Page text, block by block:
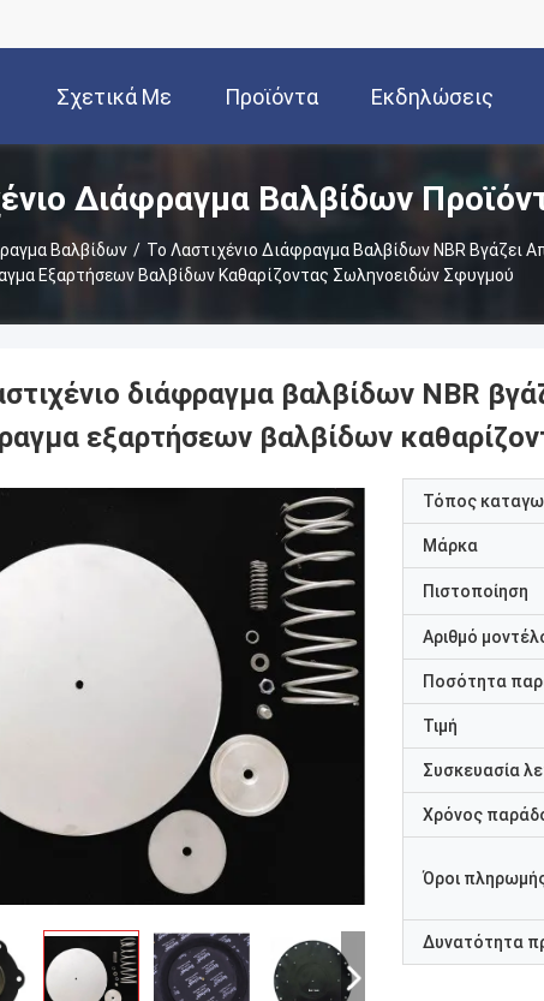
Σχετικά Με
Εμάς
Προϊόντα Εκδηλώσεις
Διάφραγμα Βαλβίδων
Βαλβίδων / Το Λαστιχένιο Διάφραγμα Βαλβίδων NBR Βγάζει
Εξαρτήσεων Βαλβίδων Καθαρίζοντας Σωληνοειδών Σφυγμού
διάφραγμα βαλβίδων NBR
εξαρτήσεων βαλβίδων
Τόπος
Μάρκα
Πιστοποίηση
Αριθμό
Ποσότητα
Τιμή
Συσκευασία
Χρόνος
Όροι
Δυνατότητα